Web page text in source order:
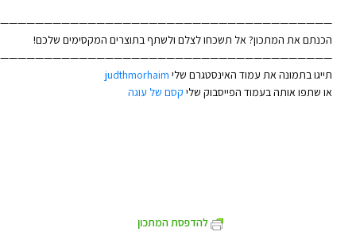
הכנתם את המתכון? אל תשכחו לצלם ולשתף בתוצרים המקסימים שלכם!
תייגו בתמונה את עמוד האינסטגרם שלי judthmorhaim
או שתפו אותה בעמוד הפייסבוק שלי קסם של עוגה
להדפסת המתכון